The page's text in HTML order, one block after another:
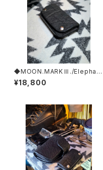
◆MOON.MARKⅢ./Elephan
t. Coin Case.xxx. Black.Edi
tion
¥18,800